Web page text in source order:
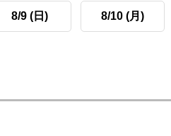
8/9 (日) 8/10 (月)